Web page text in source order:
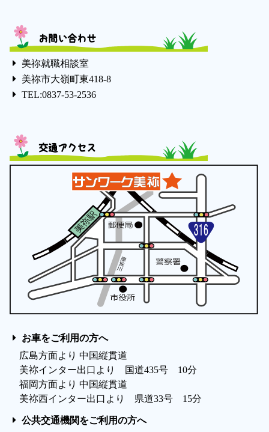
お問い合わせ
美祢就職相談室
美祢市大嶺町東418-8
TEL:0837-53-2536
交通アクセス
お車をご利用の方へ
広島方面より 中国縦貫道
美祢インター出口より 国道435号 10分
福岡方面より 中国縦貫道
美祢西インター出口より 県道33号 15分
公共交通機関をご利用の方へ